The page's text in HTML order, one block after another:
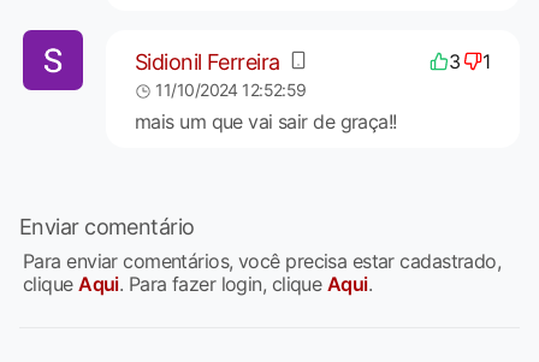
Sidionil Ferreira 3 1
11/10/2024 12:52:59
mais um que vai sair de graça!!
Enviar comentário
Para enviar comentários, você precisa estar cadastrado,
cliqueAqui. Para fazer login, clique Aqui.